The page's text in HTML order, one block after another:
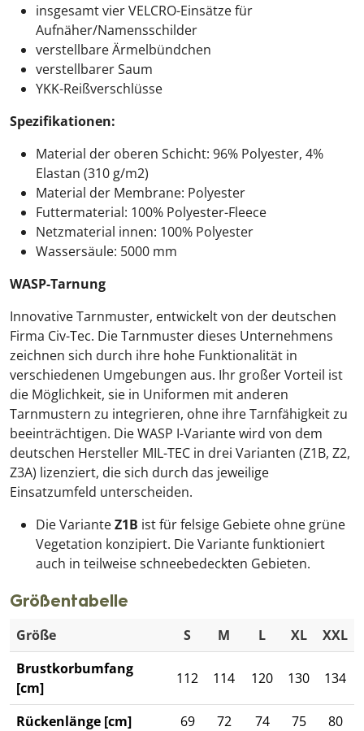
insgesamt vier VELCRO-Einsätze für
Aufnäher/Namensschilder
verstellbare Ärmelbündchen
verstellbarer Saum
YKK-Reißverschlüsse
Spezifikationen:
Material der oberen Schicht: 96% Polyester, 4%
Elastan (310 g/m2)
Material der Membrane: Polyester
Futtermaterial: 100% Polyester-Fleece
Netzmaterial innen: 100% Polyester
Wassersäule: 5000 mm
WASP-Tarnung
Innovative Tarnmuster, entwickelt von der deutschen
Firma Civ-Tec. Die Tarnmuster dieses Unternehmens
zeichnen sich durch ihre hohe Funktionalität in
verschiedenen Umgebungen aus. Ihr großer Vorteil ist
die Möglichkeit, sie in Uniformen mit anderen
Tarnmustern zu integrieren, ohne ihre Tarnfähigkeit zu
beeinträchtigen. Die WASP I-Variante wird von dem
deutschen Hersteller MIL-TEC in drei Varianten (Z1B, Z2,
Z3A) lizenziert, die sich durch das jeweilige
Einsatzumfeld unterscheiden.
Die VarianteZ1B ist für felsige Gebiete ohne grüne
Vegetation konzipiert. Die Variante funktioniert
auch in teilweise schneebedeckten Gebieten.
Größentabelle
Größe S M L XL
XXL
Brustkorbumfang
[cm]
112 114 120 130 134
Rückenlänge [cm] 69 72 74 75
80